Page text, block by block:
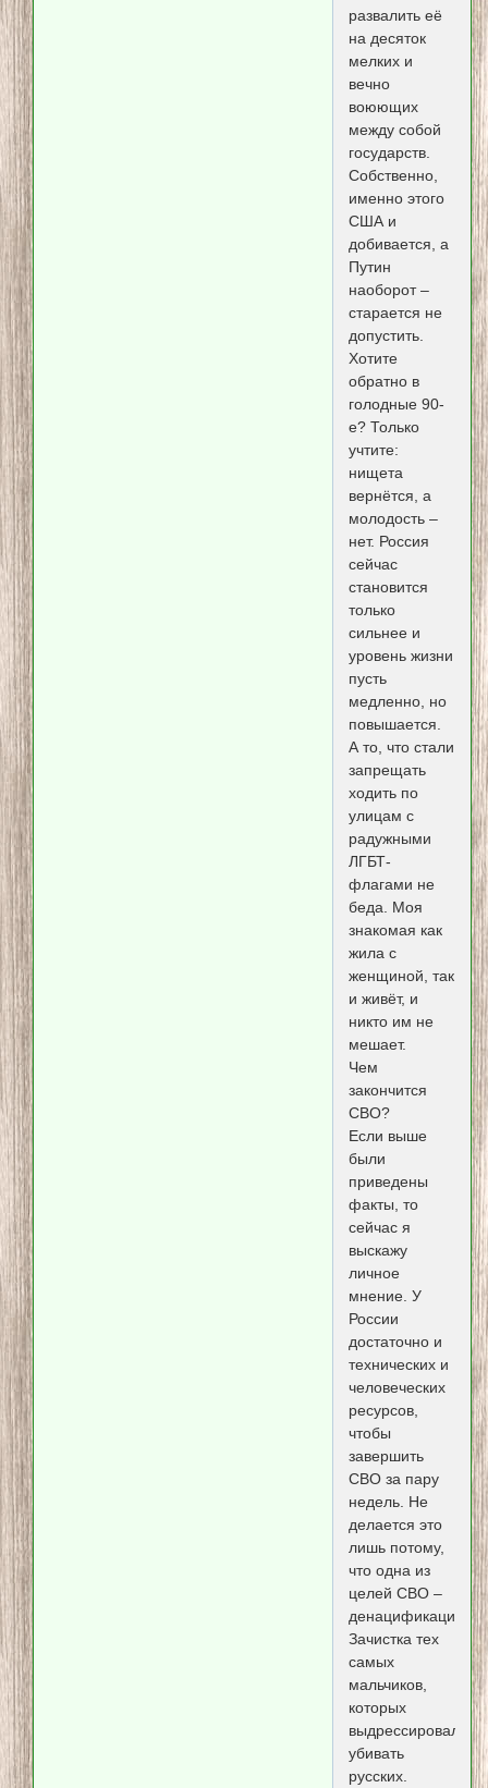
развалить её
на десяток
мелких и
вечно
воюющих
между собой
государств.
Собственно,
именно этого
США и
добивается, а
Путин
наоборот –
старается не
допустить.
Хотите
обратно в
голодные 90-
е? Только
учтите:
нищета
вернётся, а
молодость –
нет. Россия
сейчас
становится
только
сильнее и
уровень жизни
пусть
медленно, но
повышается.
А то, что стали
запрещать
ходить по
улицам с
радужными
ЛГБТ-
флагами не
беда. Моя
знакомая как
жила с
женщиной, так
и живёт, и
никто им не
мешает.
Чем
закончится
СВО?
Если выше
были
приведены
факты, то
сейчас я
выскажу
личное
мнение. У
России
достаточно и
технических и
человеческих
ресурсов,
чтобы
завершить
СВО за пару
недель. Не
делается это
лишь потому,
что одна из
целей СВО –
денацификация.
Зачистка тех
самых
мальчиков,
которых
выдрессировали
убивать
русских.